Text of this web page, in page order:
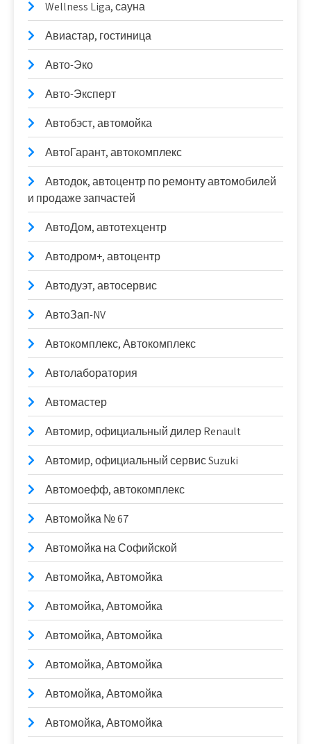
Wellness Liga, сауна
Авиастар, гостиница
Авто-Эко
Авто-Эксперт
Автобэст, автомойка
АвтоГарант, автокомплекс
Автодок, автоцентр по ремонту автомобилей
и продаже запчастей
АвтоДом, автотехцентр
Автодром+, автоцентр
Автодуэт, автосервис
АвтоЗап-NV
Автокомплекс, Автокомплекс
Автолаборатория
Автомастер
Автомир, официальный дилер Renault
Автомир, официальный сервис Suzuki
Автомоефф, автокомплекс
Автомойка № 67
Автомойка на Софийской
Автомойка, Автомойка
Автомойка, Автомойка
Автомойка, Автомойка
Автомойка, Автомойка
Автомойка, Автомойка
Автомойка, Автомойка